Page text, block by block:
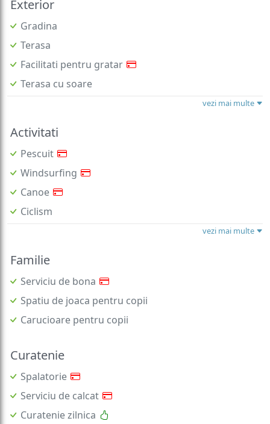
Exterior
Gradina
Terasa
Facilitati pentru gratar
Terasa cu soare
vezi mai multe
Activitati
Pescuit
Windsurfing
Canoe
Ciclism
vezi mai multe
Familie
Serviciu de bona
Spatiu de joaca pentru copii
Carucioare pentru copii
Curatenie
Spalatorie
Serviciu de calcat
Curatenie zilnica